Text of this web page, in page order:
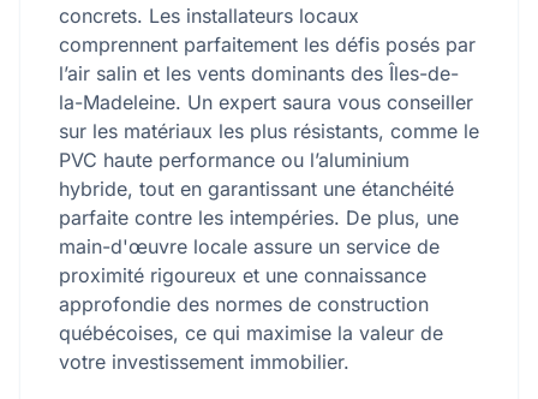
concrets. Les installateurs locaux
comprennent parfaitement les défis posés par
l’air salin et les vents dominants des Îles-de-
la-Madeleine. Un expert saura vous conseiller
sur les matériaux les plus résistants, comme le
PVC haute performance ou l’aluminium
hybride, tout en garantissant une étanchéité
parfaite contre les intempéries. De plus, une
main-d'œuvre locale assure un service de
proximité rigoureux et une connaissance
approfondie des normes de construction
québécoises, ce qui maximise la valeur de
votre investissement immobilier.